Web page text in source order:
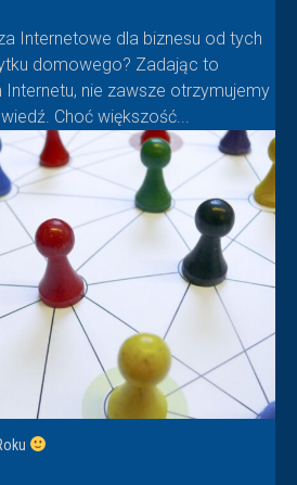
Internetowe dla biznesu od tych
domowego? Zadając to
nie zawsze otrzymujemy
Choć większość...